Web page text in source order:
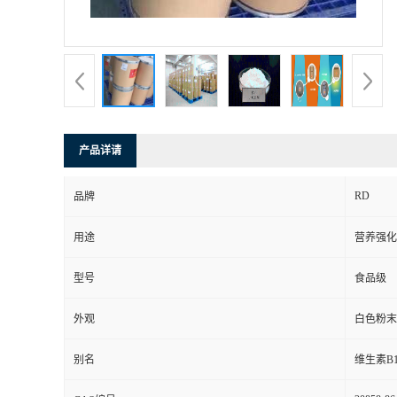
产品详请
品牌 RD
用途 营养强
型号 食品级
外观 白色粉末
别名 维生素